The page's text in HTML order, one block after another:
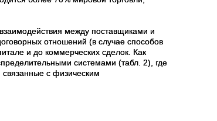
между поставщиками и
отношений (в случае способов
и до коммерческих сделок. Как
системами (табл. 2), где
с физическим